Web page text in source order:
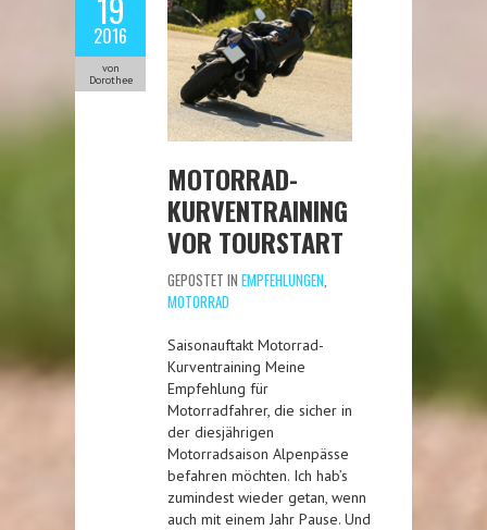
2016
von
Dorothee
MOTORRAD-
KURVENTRAINING
VOR TOURSTART
GEPOSTET IN EMPFEHLUNGEN,
MOTORRAD
Saisonauftakt Motorrad-
Kurventraining Meine
Empfehlung für
Motorradfahrer, die sicher in
der diesjährigen
Motorradsaison Alpenpässe
befahren möchten. Ich hab’s
zumindest wieder getan, wenn
auch mit einem Jahr Pause. Und